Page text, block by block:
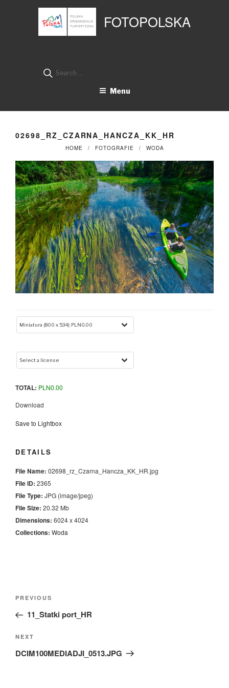
FOTOPOLSKA
Search
Menu
02698_RZ_CZARNA_HANCZA_KK_HR
HOME FOTOGRAFIE WODA
TOTAL: PLN0.00
Download
Save to Lightbox
DETAILS
File Name: 02698_rz_Czarna_Hancza_KK_HR.jpg
File ID: 2365
File Type: JPG (image/jpeg)
File Size: 20.32 Mb
Dimensions: 6024 x 4024
Collections: Woda
Nawigacja
Previous
Post
PREVIOUS
11_Statki port_HR
Next
Post
NEXT
DCIM100MEDIADJI_0513.JPG
Panel zarządzania plikami cookies